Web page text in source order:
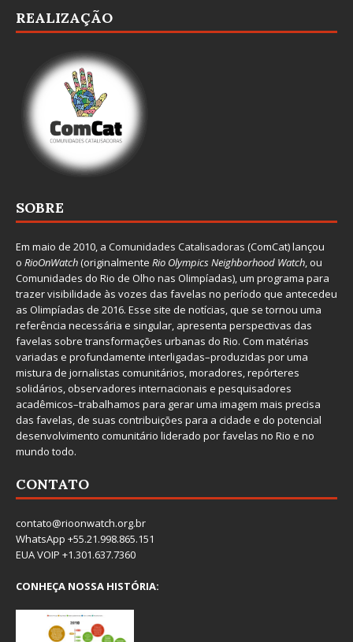
REALIZAÇÃO
SOBRE
Em maio de 2010, a Comunidades Catalisadoras (ComCat) lançou
o RioOnWatch(originalmente Rio Olympics Neighborhood Watch, ou
Comunidades do Rio de Olho nas Olimpíadas), um programa para
trazer visibilidade às vozes das favelas no período que antecedeu
as Olimpíadas de 2016. Esse site de notícias, que se tornou uma
referência necessária e singular, apresenta perspectivas das
favelas sobre transformações urbanas do Rio. Com matérias
variadas e profundamente interligadas–produzidas por uma
mistura de jornalistas comunitários, moradores, repórteres
solidários, observadores internacionais e pesquisadores
acadêmicos–trabalhamos para gerar uma imagem mais precisa
das favelas, de suas contribuições para a cidade e do potencial
desenvolvimento comunitário liderado por favelas no Rio e no
mundo todo.
CONTATO
contato@rioonwatch.org.br
WhatsApp +55.21.998.865.151
EUA VOIP +1.301.637.7360
CONHEÇA NOSSA HISTÓRIA: